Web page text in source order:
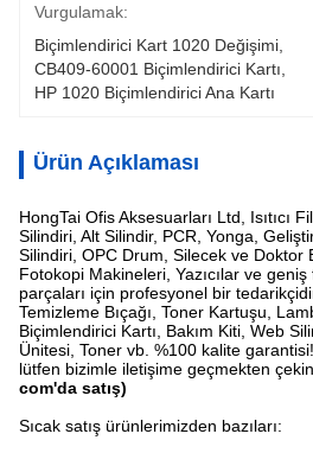
Vurgulamak:
Biçimlendirici Kart 1020 Değişimi
CB409-60001 Biçimlendirici Kartı
HP 1020 Biçimlendirici Ana Kartı
Ürün Açıklaması
HongTai Ofis Aksesuarları Ltd, Isıtıcı
Silindiri, Alt Silindir, PCR, Yonga,
Silindiri, OPC Drum, Silecek ve Doktor
Fotokopi Makineleri, Yazıcılar ve
parçaları için profesyonel bir
Temizleme Bıçağı, Toner Kartuşu,
Biçimlendirici Kartı, Bakım Kiti, Web
Ünitesi, Toner vb. %100 kalite
lütfen bizimle iletişime geçmekten
com'da satış)
Sıcak satış ürünlerimizden bazıları: